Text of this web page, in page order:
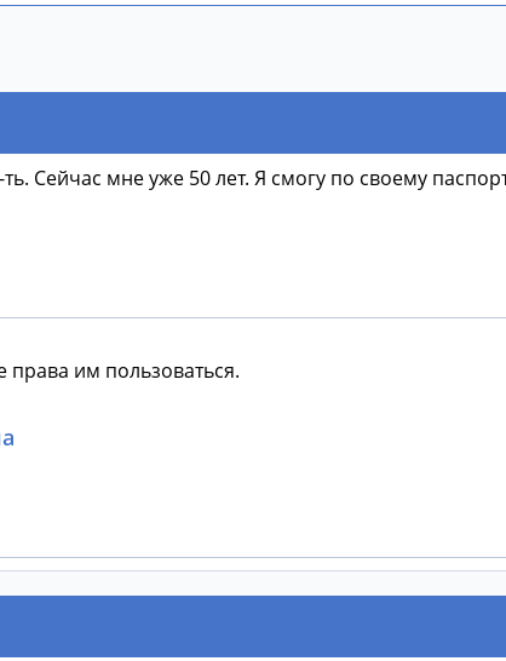
Сейчас мне уже 50 лет. Я смогу по своему
права им пользоваться.